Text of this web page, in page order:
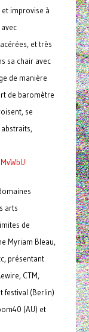
improvise à
et très
sa chair avec
de manière
de baromètre
se
arts
de
Myriam Bleau,
présentant
CTM,
festival (Berlin)
(AU) et